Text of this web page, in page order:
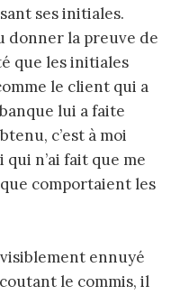
ses initiales.
donner la preuve de
que les initiales
le client qui a
lui a faite
c’est à moi
qui n’ai fait que me
comportaient les
ennuyé
le commis, il